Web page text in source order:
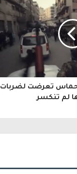
حماس تعرضت لضربات
لم تنكسر